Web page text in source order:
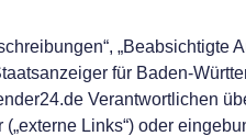
„Beabsichtigte
für Baden-
Verantwortlichen
Links“) oder